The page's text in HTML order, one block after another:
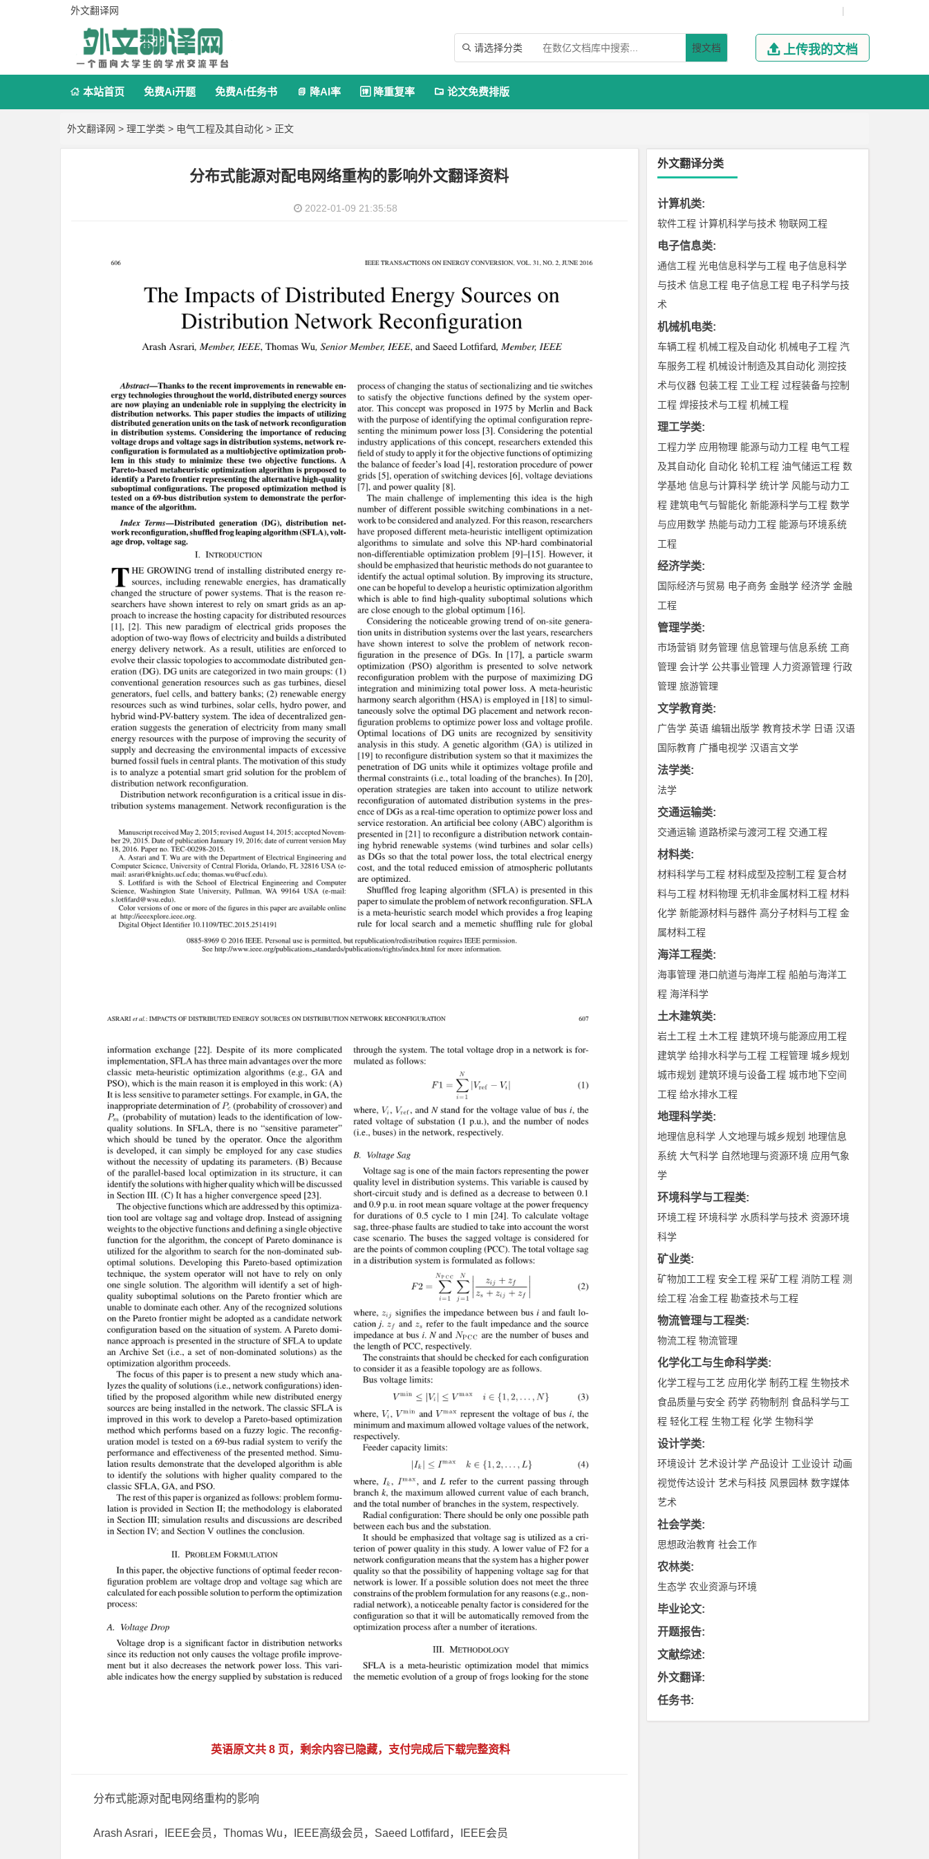
外文翻译网 |
 请选择分类 搜文档  上传我的文档
 本站首页 免费Ai开题 免费Ai任务书  降AI率  降重复率  论文免费排版
外文翻译网 > 理工学类 > 电气工程及其自动化 > 正文
分布式能源对配电网络重构的影响外文翻译资料
2022-01-09 21:35:58
英语原文共 8 页，剩余内容已隐藏，支付完成后下载完整资料
分布式能源对配电网络重构的影响
Arash Asrari，IEEE会员，Thomas Wu，IEEE高级会员，Saeed Lotfifard，IEEE会员
外文翻译分类
计算机类:
软件工程 计算机科学与技术 物联网工程
电子信息类:
通信工程 光电信息科学与工程 电子信息科学
与技术 信息工程 电子信息工程 电子科学与技
术
机械机电类:
车辆工程 机械工程及自动化 机械电子工程 汽
车服务工程 机械设计制造及其自动化 测控技
术与仪器 包装工程 工业工程 过程装备与控制
工程 焊接技术与工程 机械工程
理工学类:
工程力学 应用物理 能源与动力工程 电气工程
及其自动化 自动化 轮机工程 油气储运工程 数
学基地 信息与计算科学 统计学 风能与动力工
程 建筑电气与智能化 新能源科学与工程 数学
与应用数学 热能与动力工程 能源与环境系统
工程
经济学类:
国际经济与贸易 电子商务 金融学 经济学 金融
工程
管理学类:
市场营销 财务管理 信息管理与信息系统 工商
管理 会计学 公共事业管理 人力资源管理 行政
管理 旅游管理
文学教育类:
广告学 英语 编辑出版学 教育技术学 日语 汉语
国际教育 广播电视学 汉语言文学
法学类:
法学
交通运输类:
交通运输 道路桥梁与渡河工程 交通工程
材料类:
材料科学与工程 材料成型及控制工程 复合材
料与工程 材料物理 无机非金属材料工程 材料
化学 新能源材料与器件 高分子材料与工程 金
属材料工程
海洋工程类:
海事管理 港口航道与海岸工程 船舶与海洋工
程 海洋科学
土木建筑类:
岩土工程 土木工程 建筑环境与能源应用工程
建筑学 给排水科学与工程 工程管理 城乡规划
城市规划 建筑环境与设备工程 城市地下空间
工程 给水排水工程
地理科学类:
地理信息科学 人文地理与城乡规划 地理信息
系统 大气科学 自然地理与资源环境 应用气象
学
环境科学与工程类:
环境工程 环境科学 水质科学与技术 资源环境
科学
矿业类:
矿物加工工程 安全工程 采矿工程 消防工程 测
绘工程 冶金工程 勘查技术与工程
物流管理与工程类:
物流工程 物流管理
化学化工与生命科学类:
化学工程与工艺 应用化学 制药工程 生物技术
食品质量与安全 药学 药物制剂 食品科学与工
程 轻化工程 生物工程 化学 生物科学
设计学类:
环境设计 艺术设计学 产品设计 工业设计 动画
视觉传达设计 艺术与科技 风景园林 数字媒体
艺术
社会学类:
思想政治教育 社会工作
农林类:
生态学 农业资源与环境
毕业论文:
开题报告:
文献综述:
外文翻译:
任务书: